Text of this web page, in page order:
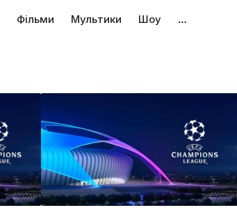
Фільми Мультики Шоу …